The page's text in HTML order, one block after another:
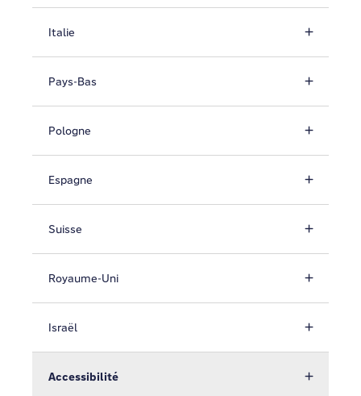
Italie
Pays-Bas
Pologne
Espagne
Suisse
Royaume-Uni
Israël
Accessibilité